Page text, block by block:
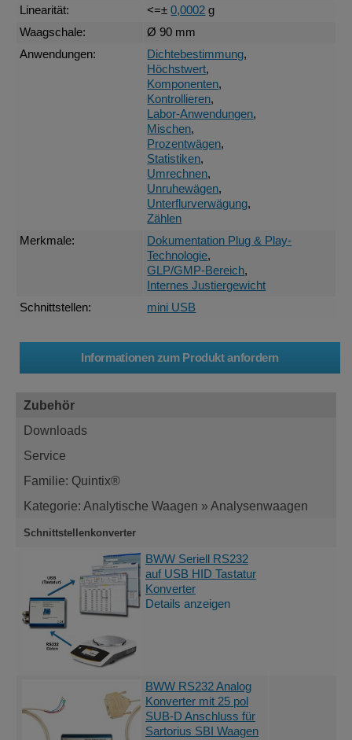
Linearität:
<=±0,0002 g
Waagschale:
Ø 90 mm
Anwendungen:
Dichtebestimmung,
Höchstwert,
Komponenten,
Kontrollieren,
Labor-Anwendungen,
Mischen,
Prozentwägen,
Statistiken,
Umrechnen,
Unruhewägen,
Unterflurverwägung,
Zählen
Merkmale:
Dokumentation Plug & Play-
Technologie,
GLP/GMP-Bereich,
Internes Justiergewicht
Schnittstellen:
mini USB
Zubehör
Downloads
Service
Familie: Quintix®
Kategorie: Analytische Waagen » Analysenwaagen
Schnittstellenkonverter
BWW Seriell RS232
auf USB HID Tastatur
Konverter
Details anzeigen
BWW RS232 Analog
Konverter mit 25 pol
SUB-D Anschluss für
Sartorius SBI Waagen